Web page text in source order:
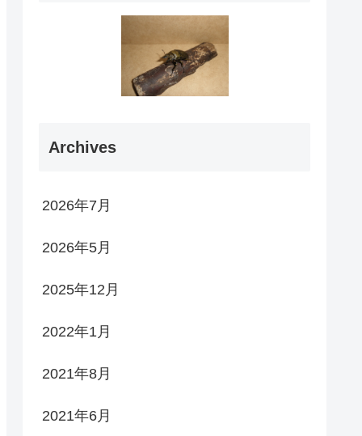
Archives
2026年7月
2026年5月
2025年12月
2022年1月
2021年8月
2021年6月